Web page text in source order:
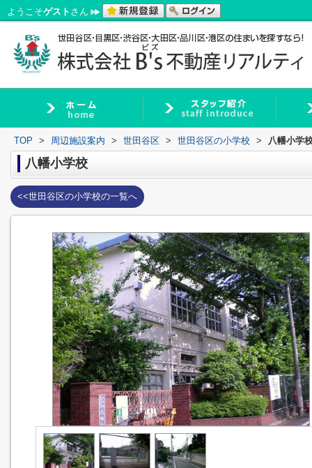
ようこそゲスト さん
TOP > 周辺施設案内 > 世田谷区 > 世田谷区の小学校 > 八幡小学
八幡小学校
<<世田谷区の小学校の一覧へ